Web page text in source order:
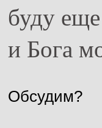
буду
и Бога
Обсудим?